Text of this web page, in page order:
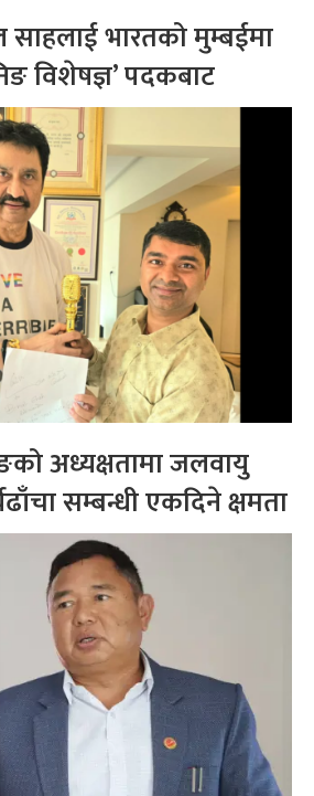
साहलाई भारतको मुम्बईमा
विशेषज्ञ’ पदकबाट
अध्यक्षतामा जलवायु
सम्बन्धी एकदिने क्षमता
सम्पन्न